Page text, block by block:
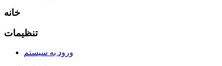
خانه
تنظیمات
ورود به سیستم